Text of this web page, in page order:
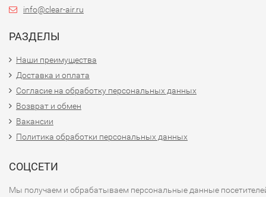
info@clear-air.ru
РАЗДЕЛЫ
Наши преимущества
Доставка и оплата
Согласие на обработку персональных данных
Возврат и обмен
Вакансии
Политика обработки персональных данных
СОЦСЕТИ
Мы получаем и обрабатываем персональные данные